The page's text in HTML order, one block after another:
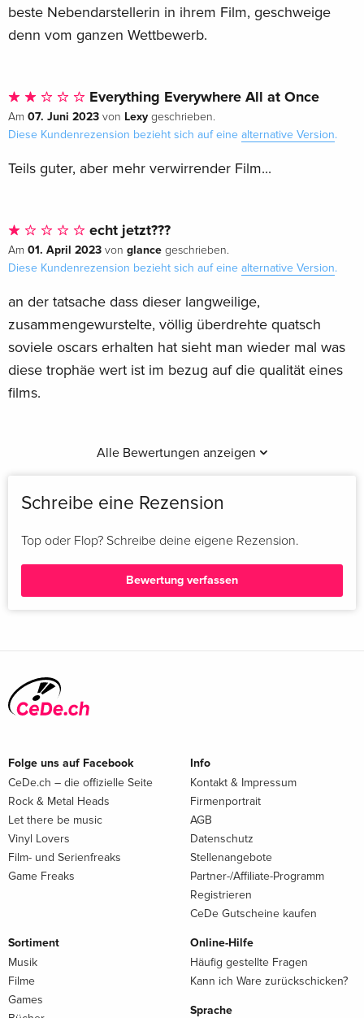
beste Nebendarstellerin in ihrem Film, geschweige
denn vom ganzen Wettbewerb.
Everything Everywhere All at Once
Am 07. Juni 2023 von Lexy geschrieben.
Diese Kundenrezension bezieht sich auf eine alternative Version.
Teils guter, aber mehr verwirrender Film...
echt jetzt???
Am 01. April 2023 von glance geschrieben.
Diese Kundenrezension bezieht sich auf eine alternative Version.
an der tatsache dass dieser langweilige,
zusammengewurstelte, völlig überdrehte quatsch
soviele oscars erhalten hat sieht man wieder mal was
diese trophäe wert ist im bezug auf die qualität eines
films.
Alle Bewertungen anzeigen
Schreibe eine Rezension
Top oder Flop? Schreibe deine eigene Rezension.
Bewertung verfassen
Folge uns auf Facebook
CeDe.ch – die offizielle Seite
Rock & Metal Heads
Let there be music
Vinyl Lovers
Film- und Serienfreaks
Game Freaks
Info
Kontakt & Impressum
Firmenportrait
AGB
Datenschutz
Stellenangebote
Partner-/Affiliate-Programm
Registrieren
CeDe Gutscheine kaufen
Sortiment
Musik
Filme
Games
Online-Hilfe
Häufig gestellte Fragen
Kann ich Ware zurückschicken?
Sprache